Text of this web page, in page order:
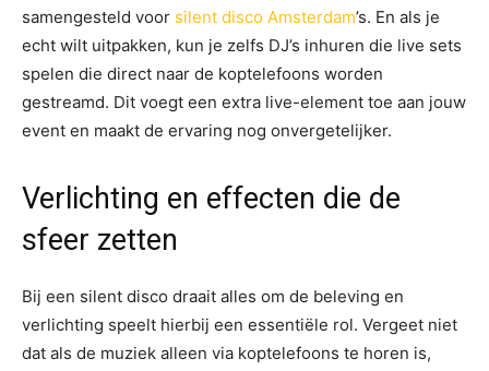
samengesteld voor silent disco Amsterdam’s. En als je
echt wilt uitpakken, kun je zelfs DJ’s inhuren die live sets
spelen die direct naar de koptelefoons worden
gestreamd. Dit voegt een extra live-element toe aan jouw
event en maakt de ervaring nog onvergetelijker.
Verlichting en effecten die de
sfeer zetten
Bij een silent disco draait alles om de beleving en
verlichting speelt hierbij een essentiële rol. Vergeet niet
dat als de muziek alleen via koptelefoons te horen is,